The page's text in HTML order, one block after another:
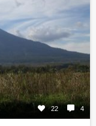
22 4